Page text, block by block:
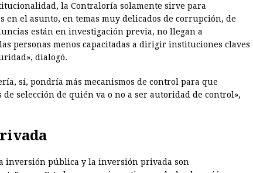
la Contraloría solamente sirve para
en el asunto, en temas muy delicados de corrupción, de
están en investigación previa, no llegan a
personas menos capacitadas a dirigir instituciones claves
dialogó.
sí, pondría más mecanismos de control para que
selección de quién va o no a ser autoridad de control»,
inversión pública y la inversión privada son